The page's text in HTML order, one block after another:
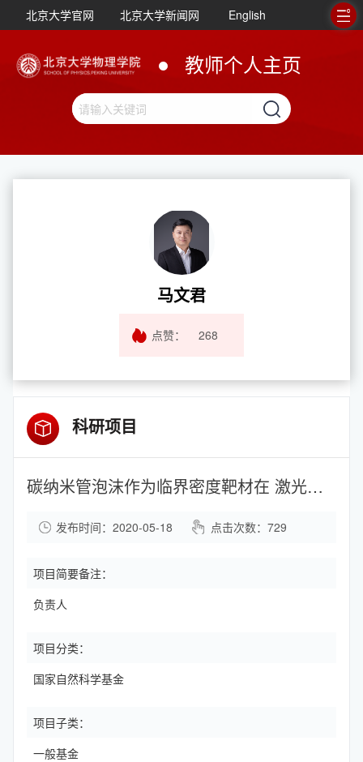
北京大学官网 北京大学新闻网 English
教师个人主页
马文君
点赞： 268
科研项目
碳纳米管泡沫作为临界密度靶材在 激光离子加速中的应用研究
发布时间：2020-05-18 点击次数： 729
项目简要备注：
负责人
项目分类：
国家自然科学基金
项目子类：
一般基金